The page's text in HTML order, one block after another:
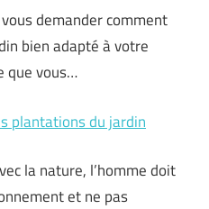
demander comment
bien adapté à votre
que vous…
plantations du jardin
la nature, l’homme doit
et ne pas